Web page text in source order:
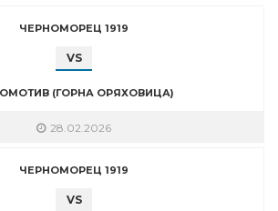
ЧЕРНОМОРЕЦ 1919
VS
(ГОРНА ОРЯХОВИЦА)
28.02.2026
ЧЕРНОМОРЕЦ 1919
VS